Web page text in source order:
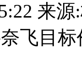
来源
目标